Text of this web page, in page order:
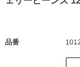
品番